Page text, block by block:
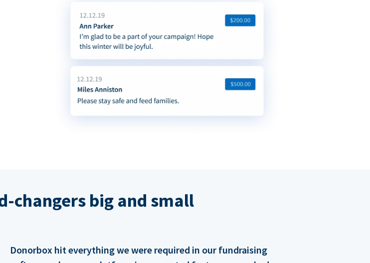
changers big and small
Donorbox hit everything we were required in our fundraising